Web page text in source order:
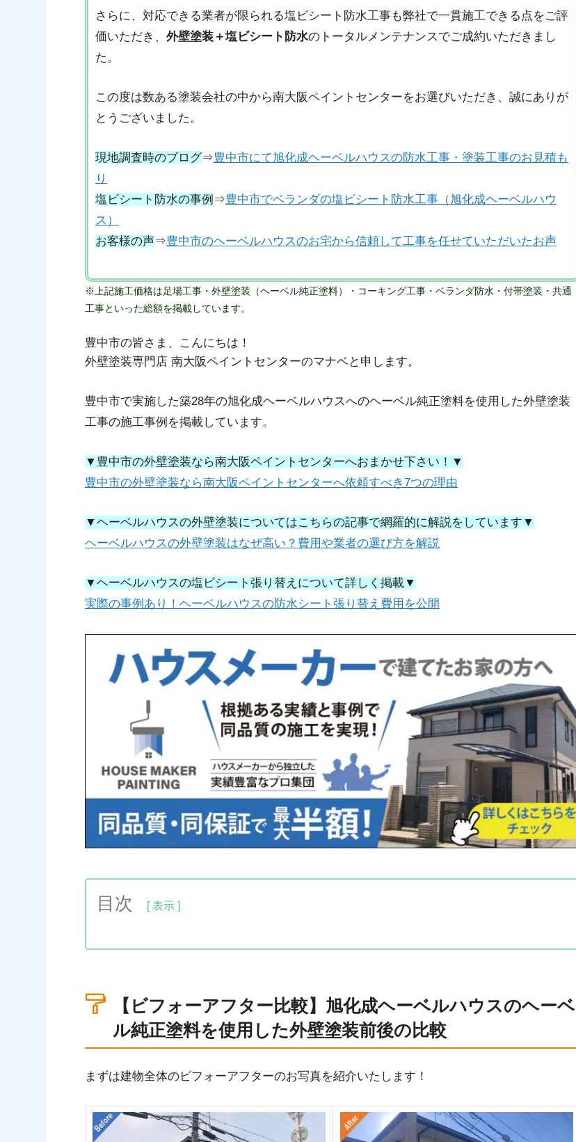
さらに、対応できる業者が限られる塩ビシート防水工事も弊社で一貫施工できる点をご評
価いただき、 外壁塗装＋塩ビシート防水のトータルメンテナンスでご成約いただきまし
た。
この度は数ある塗装会社の中から南大阪ペイントセンターをお選びいただき、誠にありが
とうございました。
現地調査時のブログ⇒豊中市にて旭化成ヘーベルハウスの防水工事・塗装工事のお見積も
り
塩ビシート防水の事例 ⇒豊中市でベランダの塩ビシート防水工事（旭化成ヘーベルハウ
ス）
お客様の声⇒豊中市のヘーベルハウスのお宅から信頼して工事を任せていただいたお声
※上記施工価格は足場工事・外壁塗装（ヘーベル純正塗料）・コーキング工事・ベランダ防水・付帯塗装・共通
工事といった総額を掲載しています。
豊中市の皆さま、こんにちは！
外壁塗装専門店 南大阪ペイントセンターのマナベと申します。
豊中市で実施した築28年の旭化成ヘーベルハウスへのヘーベル純正塗料を使用した外壁塗装
工事の施工事例を掲載しています。
▼豊中市の外壁塗装なら南大阪ペイントセンターへおまかせ下さい！▼
豊中市の外壁塗装なら南大阪ペイントセンターへ依頼すべき7つの理由
▼ヘーベルハウスの外壁塗装についてはこちらの記事で網羅的に解説をしています▼
ヘーベルハウスの外壁塗装はなぜ高い？費用や業者の選び方を解説
▼ヘーベルハウスの塩ビシート張り替えについて詳しく掲載▼
実際の事例あり！ヘーベルハウスの防水シート張り替え費用を公開
目次
1.【ビフォーアフター比較】旭化成ヘーベルハウスのヘーベル純正塗料を使用した外壁塗
2.【現地調査】ヘーベル純正塗料での塗装をご希望
3.【施工内容】旭化成ヘーベルハウスの外壁塗装工事（ヘーベル純正塗料使用）
4.【完工】旭化成ヘーベルハウスの外壁塗装工事完了
5.【他事例紹介】その他の旭化成ヘーベルハウスの外壁塗装の事例
【ビフォーアフター比較】旭化成ヘーベルハウスのヘーベ
ル純正塗料を使用した外壁塗装前後の比較
まずは建物全体のビフォーアフターのお写真を紹介いたします！